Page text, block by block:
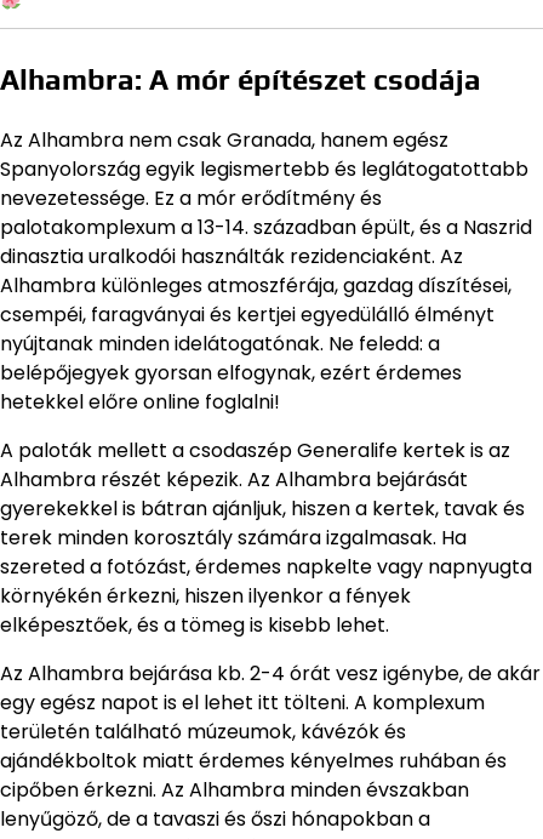
Alhambra: A mór építészet csodája
Az Alhambra nem csak Granada, hanem egész
Spanyolország egyik legismertebb és leglátogatottabb
nevezetessége. Ez a mór erődítmény és
palotakomplexum a 13-14. században épült, és a Naszrid
dinasztia uralkodói használták rezidenciaként. Az
Alhambra különleges atmoszférája, gazdag díszítései,
csempéi, faragványai és kertjei egyedülálló élményt
nyújtanak minden idelátogatónak. Ne feledd: a
belépőjegyek gyorsan elfogynak, ezért érdemes
hetekkel előre online foglalni!
A paloták mellett a csodaszép Generalife kertek is az
Alhambra részét képezik. Az Alhambra bejárását
gyerekekkel is bátran ajánljuk, hiszen a kertek, tavak és
terek minden korosztály számára izgalmasak. Ha
szereted a fotózást, érdemes napkelte vagy napnyugta
környékén érkezni, hiszen ilyenkor a fények
elképesztőek, és a tömeg is kisebb lehet.
Az Alhambra bejárása kb. 2-4 órát vesz igénybe, de akár
egy egész napot is el lehet itt tölteni. A komplexum
területén található múzeumok, kávézók és
ajándékboltok miatt érdemes kényelmes ruhában és
cipőben érkezni. Az Alhambra minden évszakban
lenyűgöző, de a tavaszi és őszi hónapokban a